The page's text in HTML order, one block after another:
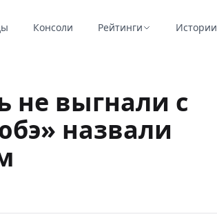
Консоли Рейтинги Истории
не выгнали с
назвали